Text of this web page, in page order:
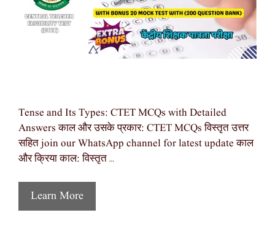
Tense and Its Types: CTET MCQs with Detailed
Answers काल और उसके प्रकार: CTET MCQs विस्तृत उत्तर
सहित join our WhatsApp channel for latest update काल
और क्रिया काल: विस्तृत …
Learn More